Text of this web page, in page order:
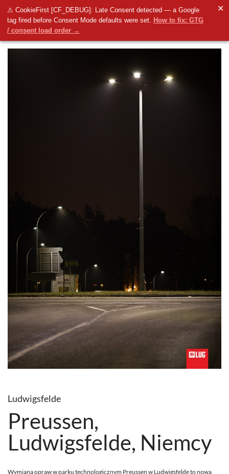
⚠ CookieFirst [CF_DEBUG]: Late Consent detected — a Google
tag fired before Consent Mode defaults were set. How to fix: GTG
/ consent load order →
✕
Ludwigsfelde
Preussen,
Ludwigsfelde, Niemcy
Wymiana opraw w parku technologicznym Preussen w Ludwigsfelde to nowa